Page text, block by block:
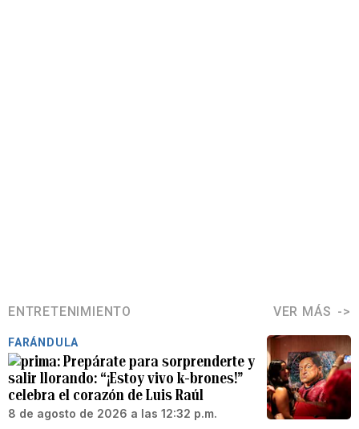
ENTRETENIMIENTO VER MÁS
FARÁNDULA
Prepárate para sorprenderte y
salir llorando: “¡Estoy vivo k-brones!”
celebra el corazón de Luis Raúl
8 de agosto de 2026 a las 12:32 p.m.